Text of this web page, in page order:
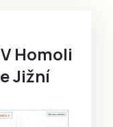
Homoli
Jižní